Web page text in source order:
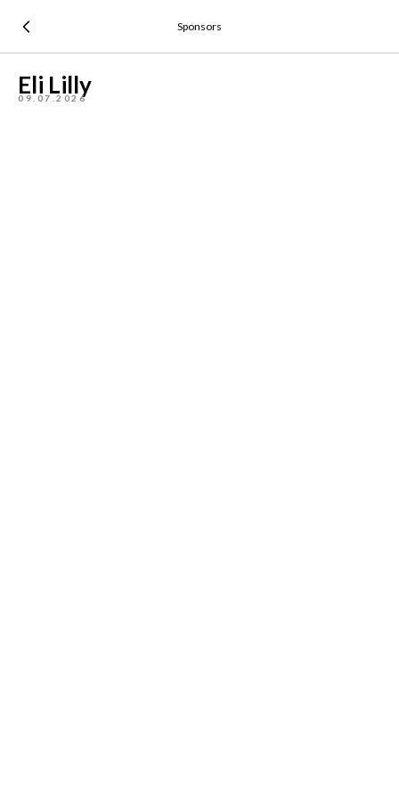
Sponsors
Eli Lilly
09.07.2026